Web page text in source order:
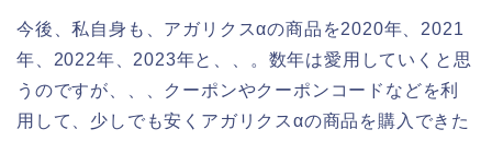
今後、私自身も、アガリクスαの商品を2020年、2021
年、2022年、2023年と、、。数年は愛用していくと思
うのですが、、、クーポンやクーポンコードなどを利
用して、少しでも安くアガリクスαの商品を購入できた